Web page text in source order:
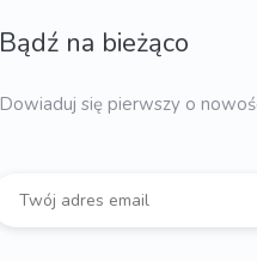
Bądź na bieżąco
Dowiaduj się pierwszy o